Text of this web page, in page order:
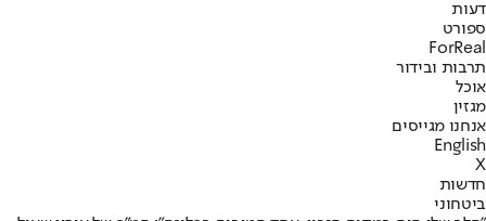
דעות
ספורט
ForReal
תרבות ובידור
אוכל
מגזין
אנחנו מגייסים
English
X
חדשות
ביטחוני